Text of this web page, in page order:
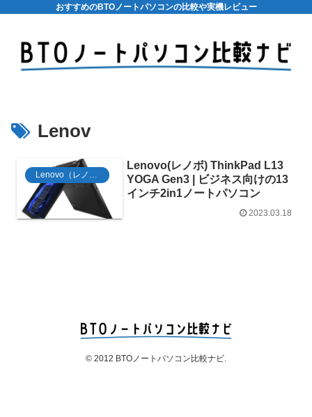
おすすめのBTOノートパソコンの比較や実機レビュー
Lenov
Lenovo（レノボ）
Lenovo(レノボ) ThinkPad L13
YOGA Gen3 | ビジネス向けの13
インチ2in1ノートパソコン
2023.03.18
© 2012 BTOノートパソコン比較ナビ.